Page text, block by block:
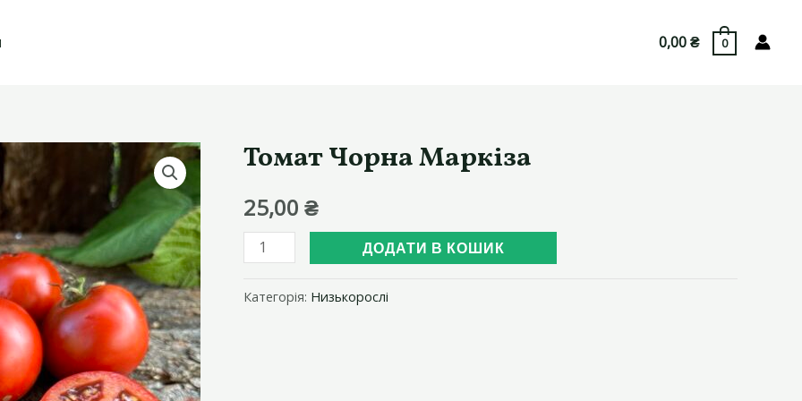
0,00₴ 0
Томат Чорна Маркіза
25,00 ₴
Томат
Чорна
Маркіза
ДОДАТИ В КОШИК
Категорія: Низькорослі